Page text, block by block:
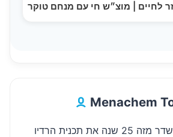
Menachem
מנחם טוקר משדר מזה 25 שנה את תכנית הרדיו